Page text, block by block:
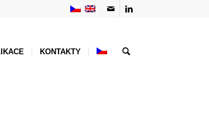
KONTAKTY